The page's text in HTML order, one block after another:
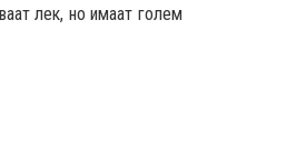
лек, но имаат голем